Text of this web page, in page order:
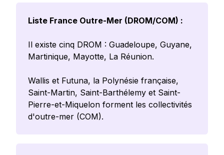
Liste France Outre-Mer (DROM/COM) :
Il existe cinq DROM : Guadeloupe, Guyane,
Martinique, Mayotte, La Réunion.
Wallis et Futuna, la Polynésie française,
Saint-Martin, Saint-Barthélemy et Saint-
Pierre-et-Miquelon forment les collectivités
d'outre-mer (COM).